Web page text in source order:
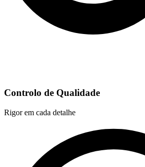
Controlo de Qualidade
Rigor em cada detalhe